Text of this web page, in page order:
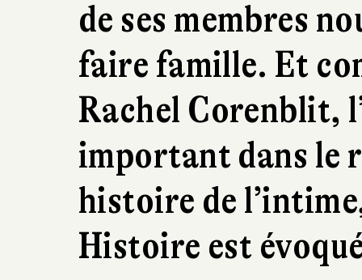
de ses membres
faire famille. Et
Rachel Corenblit,
important dans le
histoire de
Histoire est